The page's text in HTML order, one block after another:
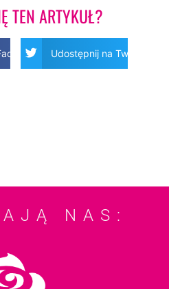
TEN ARTYKUŁ?
Udostępnij na Twitter
NAS: